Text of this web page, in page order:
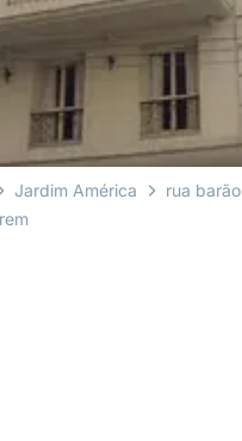
Jardim América
rua